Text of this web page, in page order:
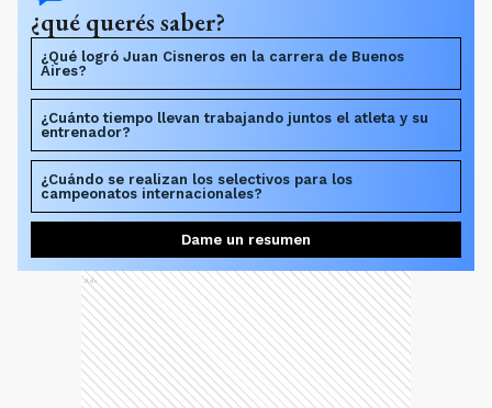
¿qué querés saber?
¿Qué logró Juan Cisneros en la carrera de Buenos
Aires?
¿Cuánto tiempo llevan trabajando juntos el atleta y su
entrenador?
¿Cuándo se realizan los selectivos para los
campeonatos internacionales?
Dame un resumen
Ads